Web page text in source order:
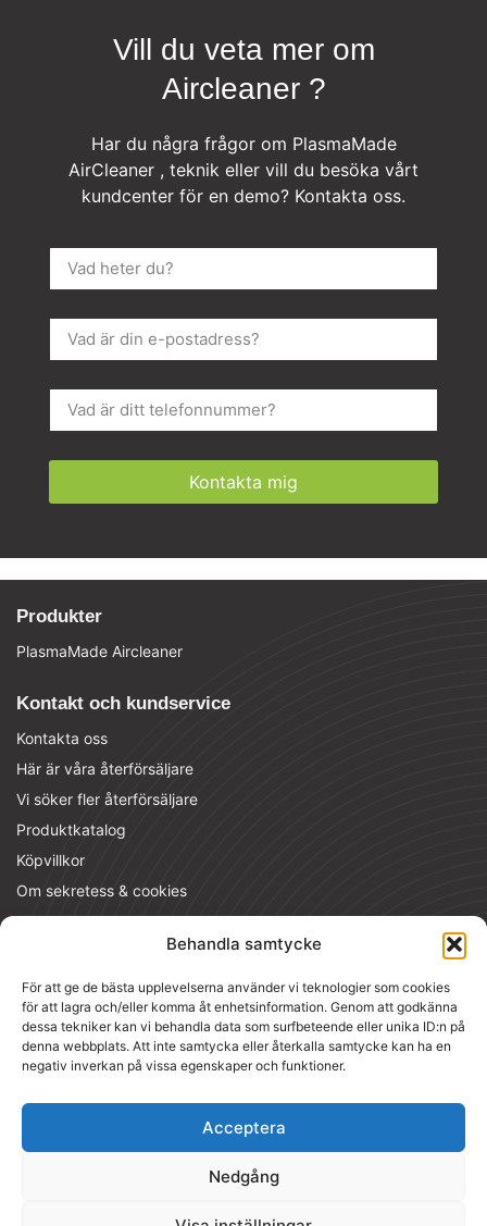
Behandla samtycke
För att ge de bästa upplevelserna använder vi teknologier som cookies
för att lagra och/eller komma åt enhetsinformation. Genom att godkänna
dessa tekniker kan vi behandla data som surfbeteende eller unika ID:n på
denna webbplats. Att inte samtycka eller återkalla samtycke kan ha en
negativ inverkan på vissa egenskaper och funktioner.
Acceptera
Nedgång
Vill du veta mer om
Aircleaner ?
Har du några frågor om PlasmaMade
AirCleaner , teknik eller vill du besöka vårt
kundcenter för en demo? Kontakta oss.
Kontakta mig
Produkter
PlasmaMade Aircleaner
Kontakt och kundservice
Kontakta oss
Här är våra återförsäljare
Vi söker fler återförsäljare
Produktkatalog
Köpvillkor
Om sekretess & cookies
Raufoss industripark 116, 2830 Raufoss
PlasmaMade Kundcenter
Vollsveien 13 B, 1367 Lysaker
kundeservice@plasmafilter.no
Org.number: 988 990 221